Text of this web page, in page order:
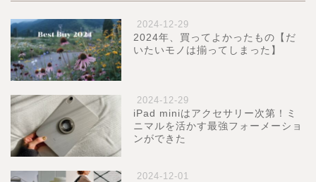
2024-12-29
2024年、買ってよかったもの【だ
いたいモノは揃ってしまった】
2024-12-29
iPad miniはアクセサリー次第！ミ
ニマルを活かす最強フォーメーショ
ンができた
2024-12-01